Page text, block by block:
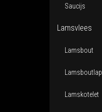
Saucijs
Lamsvlees
Lamsbout
Lamsboutlap
Lamskotelet